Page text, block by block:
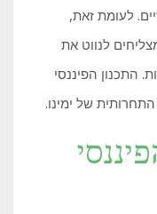
לעומת זאת,
לנווט את
התכנון הפיננסי
של ימינו.